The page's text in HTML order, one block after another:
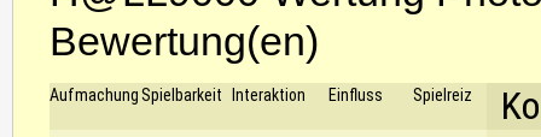
Bewertung(en)
Aufmachung Spielbarkeit Interaktion Einfluss Spielreiz